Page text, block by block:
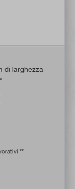
4.3 su 5 stelle
di larghezza
**